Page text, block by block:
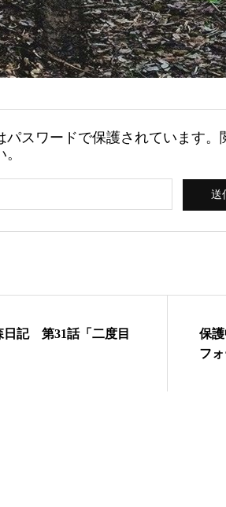
パスワードで保護されています
日記 第31話「二度目
保
フ